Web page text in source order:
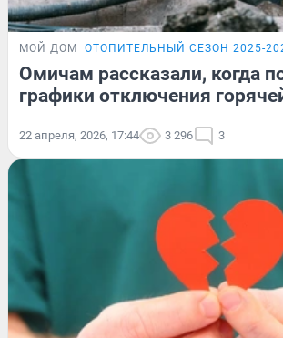
МОЙ ДОМ ОТОПИТЕЛЬНЫЙ СЕЗОН 2025-
Омичам рассказали, когда
графики отключения
22 апреля, 2026, 17:44 3 296 3